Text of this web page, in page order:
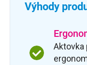
Výhody
Aktovka